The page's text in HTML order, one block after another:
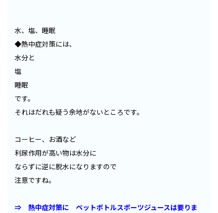
水、塩、睡眠
◆熱中症対策には、
水分と
塩
睡眠
です。
それはだれも疑う余地がないところです。
コーヒー、お酒など
利尿作用が高い物は水分に
ならずに逆に脱水になりますので
注意ですね。
⇒ 熱中症対策に ペットボトルスポーツジュースは要りま